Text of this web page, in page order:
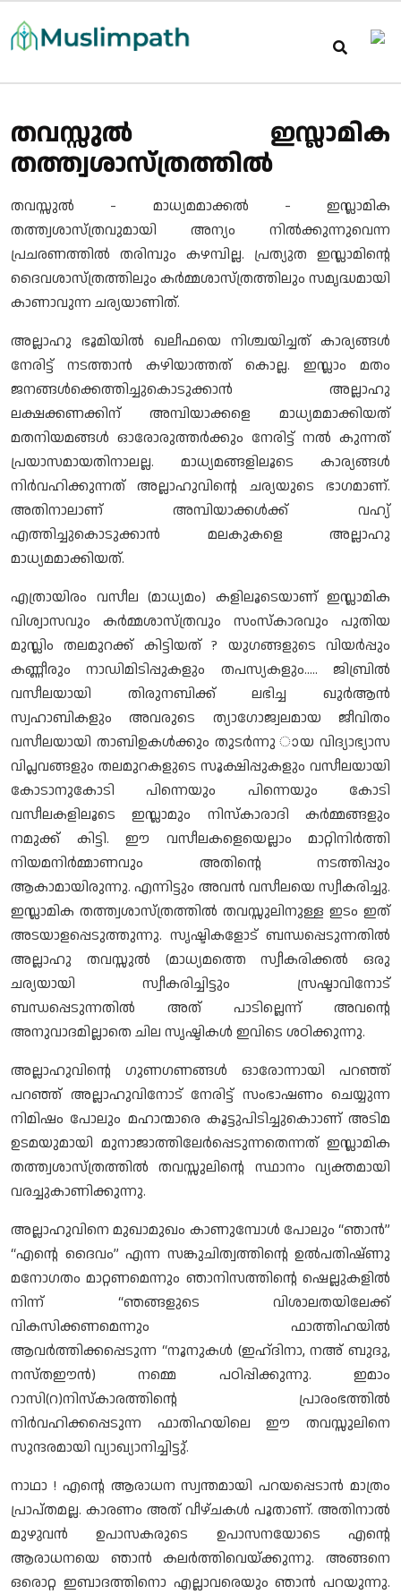
തവസ്സുൽ ഇസ്ലാമിക
തത്ത്വശാസ്ത്രത്തിൽ
തവസ്സുൽ - മാധ്യമമാക്കൽ - ഇസ്ലാമിക
തത്ത്വശാസ്ത്രവുമായി അന്യം നിൽക്കുന്നുവെന്ന
പ്രചരണത്തിൽ തരിമ്പും കഴമ്പില്ല. പ്രത്യുത ഇസ്ലാമിന്റെ
ദൈവശാസ്ത്രത്തിലും കർമ്മശാസ്ത്രത്തിലും സമൃദ്ധമായി
കാണാവുന്ന ചര്യയാണിത്.
അല്ലാഹു ഭൂമിയിൽ ഖലീഫയെ നിശ്ചയിച്ചത് കാര്യങ്ങൾ
നേരിട്ട് നടത്താൻ കഴിയാത്തത് കൊല്ല. ഇസ്ലാം മതം
ജനങ്ങൾക്കെത്തിച്ചുകൊടുക്കാൻ അല്ലാഹു
ലക്ഷക്കണക്കിന് അമ്പിയാക്കളെ മാധ്യമമാക്കിയത്
മതനിയമങ്ങൾ ഓരോരുത്തർക്കും നേരിട്ട് നൽ കുന്നത്
പ്രയാസമായതിനാലല്ല. മാധ്യമങ്ങളിലൂടെ കാര്യങ്ങൾ
നിർവഹിക്കുന്നത് അല്ലാഹുവിന്റെ ചര്യയുടെ ഭാഗമാണ്.
അതിനാലാണ് അമ്പിയാക്കൾക്ക് വഹ്യ്
എത്തിച്ചുകൊടുക്കാൻ മലകുകളെ അല്ലാഹു
മാധ്യമമാക്കിയത്.
എത്രായിരം വസീല (മാധ്യമം) കളിലൂടെയാണ് ഇസ്ലാമിക
വിശ്വാസവും കർമ്മശാസ്ത്രവും സംസ്കാരവും പുതിയ
മുസ്ലിം തലമുറക്ക് കിട്ടിയത് ? യുഗങ്ങളുടെ വിയർപ്പും
കണ്ണീരും നാഡിമിടിപ്പുകളും തപസ്യകളും..... ജിബ്രിൽ
വസീലയായി തിരുനബിക്ക് ലഭിച്ച ഖുർആൻ
സ്വഹാബികളും അവരുടെ ത്യാഗോജ്വലമായ ജീവിതം
വസീലയായി താബിഉകൾക്കും തുടർന്നു ായ വിദ്യാഭ്യാസ
വിപ്ലവങ്ങളും തലമുറകളുടെ സൂക്ഷിപ്പുകളും വസീലയായി
കോടാനുകോടി പിന്നെയും പിന്നെയും കോടി
വസീലകളിലൂടെ ഇസ്ലാമും നിസ്കാരാദി കർമ്മങ്ങളും
നമുക്ക് കിട്ടി. ഈ വസീലകളെയെല്ലാം മാറ്റിനിർത്തി
നിയമനിർമ്മാണവും അതിന്റെ നടത്തിപ്പും
ആകാമായിരുന്നു. എന്നിട്ടും അവൻ വസീലയെ സ്വീകരിച്ചു.
ഇസ്ലാമിക തത്ത്വശാസ്ത്രത്തിൽ തവസ്സുലിനുള്ള ഇടം ഇത്
അടയാളപ്പെടുത്തുന്നു. സൃഷ്ടികളോട് ബന്ധപ്പെടുന്നതിൽ
അല്ലാഹു തവസ്സുൽ (മാധ്യമത്തെ സ്വീകരിക്കൽ ഒരു
ചര്യയായി സ്വീകരിച്ചിട്ടും സ്രഷ്ടാവിനോട്
ബന്ധപ്പെടുന്നതിൽ അത് പാടില്ലെന്ന് അവന്റെ
അനുവാദമില്ലാതെ ചില സൃഷ്ടികൾ ഇവിടെ ശഠിക്കുന്നു.
അല്ലാഹുവിന്റെ ഗുണഗണങ്ങൾ ഓരോന്നായി പറഞ്ഞ്
പറഞ്ഞ് അല്ലാഹുവിനോട് നേരിട്ട് സംഭാഷണം ചെയ്യുന്ന
നിമിഷം പോലും മഹാന്മാരെ കൂട്ടുപിടിച്ചുകൊാണ് അടിമ
ഉടമയുമായി മുനാജാത്തിലേർപ്പെടുന്നതെന്നത് ഇസ്ലാമിക
തത്ത്വശാസ്ത്രത്തിൽ തവസ്സുലിന്റെ സ്ഥാനം വ്യക്തമായി
വരച്ചുകാണിക്കുന്നു.
അല്ലാഹുവിനെ മുഖാമുഖം കാണുമ്പോൾ പോലും “ഞാൻ”
“എന്റെ ദൈവം” എന്ന സങ്കുചിത്വത്തിന്റെ ഉൽപതിഷ്ണു
മനോഗതം മാറ്റണമെന്നും ഞാനിസത്തിന്റെ ഷെല്ലുകളിൽ
നിന്ന് “ഞങ്ങളുടെ വിശാലതയിലേക്ക്
വികസിക്കണമെന്നും ഫാത്തിഹയിൽ
ആവർത്തിക്കപ്പെടുന്ന “നൂനുകൾ (ഇഹ്ദിനാ, നഅ് ബുദു,
നസ്തഈൻ) നമ്മെ പഠിപ്പിക്കുന്നു. ഇമാം
റാസി(റ)നിസ്കാരത്തിന്റെ പ്രാരംഭത്തിൽ
നിർവഹിക്കപ്പെടുന്ന ഫാതിഹയിലെ ഈ തവസ്സുലിനെ
സുന്ദരമായി വ്യാഖ്യാനിച്ചിട്ടു്.
നാഥാ ! എന്റെ ആരാധന സ്വന്തമായി പറയപ്പെടാൻ മാത്രം
പ്രാപ്തമല്ല. കാരണം അത് വീഴ്ചകൾ പൂതാണ്. അതിനാൽ
മുഴുവൻ ഉപാസകരുടെ ഉപാസനയോടെ എന്റെ
ആരാധനയെ ഞാൻ കലർത്തിവെയ്ക്കുന്നു. അങ്ങനെ
ഒരൊറ്റ ഇബാദത്തിനൊ എല്ലാവരെയും ഞാൻ പറയുന്നു.